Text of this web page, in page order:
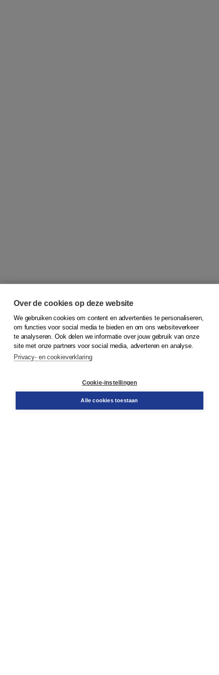
© 2026Koninklijke Boom uitgevers
Klantenservice
Service & informatie
Contact
Over de cookies op deze website
We gebruiken cookies om content en advertenties te personaliseren,
om functies voor social media te bieden en om ons websiteverkeer
te analyseren. Ook delen we informatie over jouw gebruik van onze
site met onze partners voor social media, adverteren en analyse.
Privacy- en cookieverklaring
Cookie-instellingen
Alle cookies toestaan